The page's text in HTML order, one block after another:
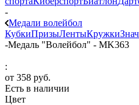
-
Медали волейбол
КубкиПризыЛентыКружки
-Медаль "Волейбол" - MK363
:
от 358 руб.
Есть в наличии
Цвет